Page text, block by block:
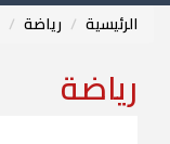
الرئيسية رياضة
رياضة